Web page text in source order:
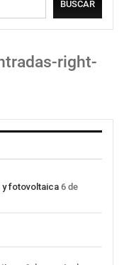
BUSCAR
right-
y fotovoltaica6 de